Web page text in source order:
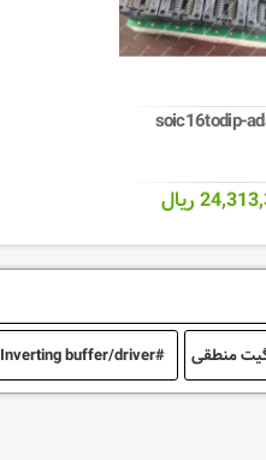
soic16todip-
ریال
منطقی Inverting buffer/driver